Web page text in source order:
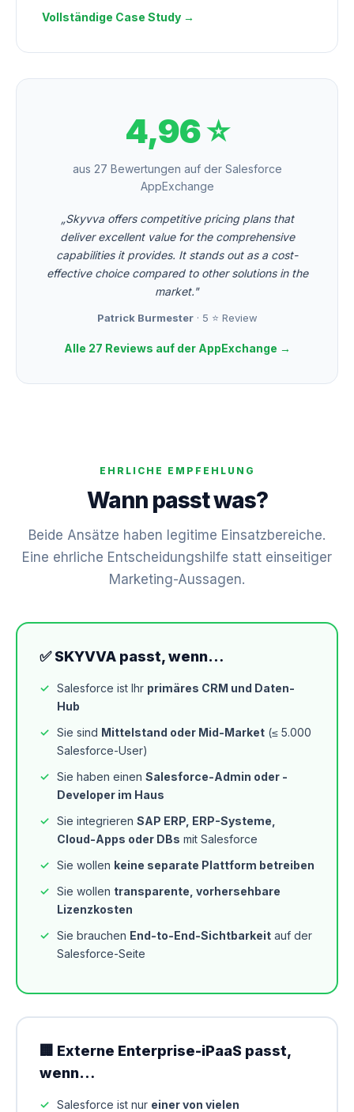
Vollständige Case Study →
4,96 ⭐
aus 27 Bewertungen auf der Salesforce
AppExchange
„Skyvva offers competitive pricing plans that
deliver excellent value for the comprehensive
capabilities it provides. It stands out as a cost-
effective choice compared to other solutions in the
market."
Patrick Burmester· 5 ⭐ Review
Alle 27 Reviews auf der AppExchange →
EHRLICHE EMPFEHLUNG
Wann passt was?
Beide Ansätze haben legitime Einsatzbereiche.
Eine ehrliche Entscheidungshilfe statt einseitiger
Marketing-Aussagen.
✅ SKYVVA passt, wenn…
Salesforce ist Ihr primäres CRM und Daten-
Hub
Sie sind Mittelstand oder Mid-Market (≤ 5.000
Salesforce-User)
Sie haben einen Salesforce-Admin oder -
Developer im Haus
Sie integrieren SAP ERP, ERP-Systeme,
Cloud-Apps oder DBs mit Salesforce
Sie wollen keine separate Plattform betreiben
Sie wollen transparente, vorhersehbare
Lizenzkosten
Sie brauchen End-to-End-Sichtbarkeit auf der
Salesforce-Seite
🏢 Externe Enterprise-iPaaS passt,
wenn…
Salesforce ist nur einer von vielen